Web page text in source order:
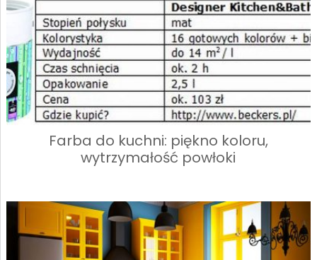
Farba do kuchni: piękno koloru,
wytrzymałość powłoki